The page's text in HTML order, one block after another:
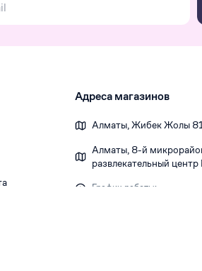
Адреса магазинов
Алматы, Жибек Жолы
Алматы, 8-й
развлекательный
График работы: